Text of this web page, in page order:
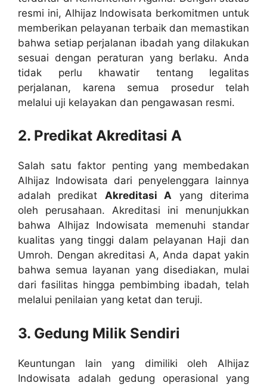
resmi ini, Alhijaz Indowisata berkomitmen untuk
memberikan pelayanan terbaik dan memastikan
bahwa setiap perjalanan ibadah yang dilakukan
sesuai dengan peraturan yang berlaku. Anda
tidak perlu khawatir tentang legalitas
perjalanan, karena semua prosedur telah
melalui uji kelayakan dan pengawasan resmi.
2. Predikat Akreditasi A
Salah satu faktor penting yang membedakan
Alhijaz Indowisata dari penyelenggara lainnya
adalah predikat Akreditasi A yang diterima
oleh perusahaan. Akreditasi ini menunjukkan
bahwa Alhijaz Indowisata memenuhi standar
kualitas yang tinggi dalam pelayanan Haji dan
Umroh. Dengan akreditasi A, Anda dapat yakin
bahwa semua layanan yang disediakan, mulai
dari fasilitas hingga pembimbing ibadah, telah
melalui penilaian yang ketat dan teruji.
3. Gedung Milik Sendiri
Keuntungan lain yang dimiliki oleh Alhijaz
Indowisata adalah gedung operasional yang